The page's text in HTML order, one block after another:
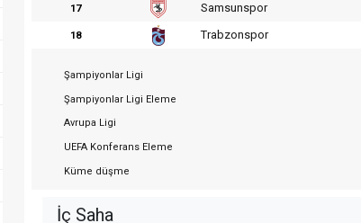
17 Samsunspor
18 Trabzonspor
Şampiyonlar Ligi
Şampiyonlar Ligi Eleme
Avrupa Ligi
UEFA Konferans Eleme
Küme düşme
İç Saha